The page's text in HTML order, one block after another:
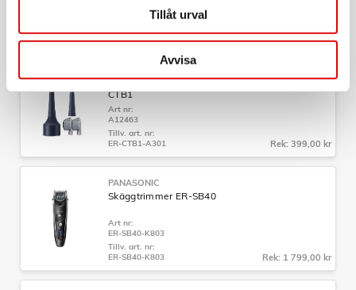
Tillåt urval
Avvisa
Tillv. art. nr:
ER-GB80-H503
Rek: 999,00 kr
Sonisk borsthuvud Multishape tillbehör - ER-
CTB1
Art nr:
A12463
Tillv. art. nr:
ER-CTB1-A301
Rek: 399,00 kr
PANASONIC
Skäggtrimmer ER-SB40
Art nr:
ER-SB40-K803
Tillv. art. nr:
ER-SB40-K803
Rek: 1 799,00 kr